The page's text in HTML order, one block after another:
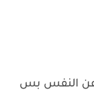
عن النفس بس